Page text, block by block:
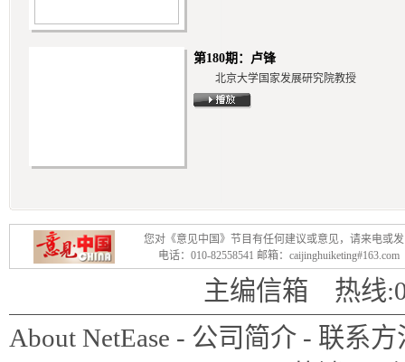
针对楼市，霍德明认为，房价
中央政府不希望房价涨得太高
地财政走不下去。这是一个两
方的博弈”。
国企承载了过多政策负担，比
们降低了国企的效益，损害了
担。此外，他认为不能过多强
行业的自由竞争。
第180期：卢锋
北京大学国家发展研究院教授
您对《意见中国》节目有任何建议或意见，请来电或
电话：010-82558541 邮箱：
主编信箱 热线
About NetEase - 公司简介 - 联系方